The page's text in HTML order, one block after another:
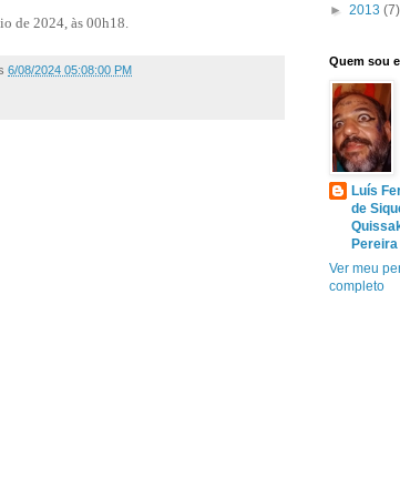
de 2024, às 00h18.
6/08/2024 05:08:00 PM
► 2013 (7)
Quem sou
Luís
de
Pereira
Ver meu
completo